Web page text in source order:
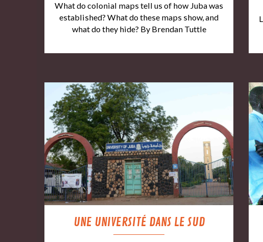
What do colonial maps tell us of how Juba was
established? What do these maps show, and
what do they hide? By Brendan Tuttle
UNE UNIVERSITÉ DANS LE SUD